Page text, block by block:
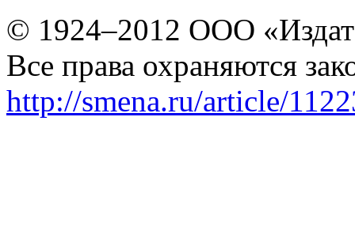
© 1924–2012 ООО
Все права охраняются
http://smena.ru/article/